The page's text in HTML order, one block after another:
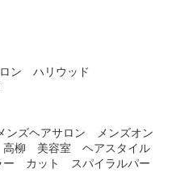
ロン ハリウッド
ズヘアサロン メンズオン
柳 美容室 ヘアスタイル
カット スパイラルパー